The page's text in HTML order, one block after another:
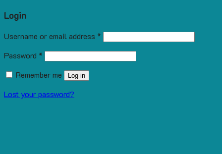
Login
Username or email address *
Password *
Remember me
Log in
Lost your password?